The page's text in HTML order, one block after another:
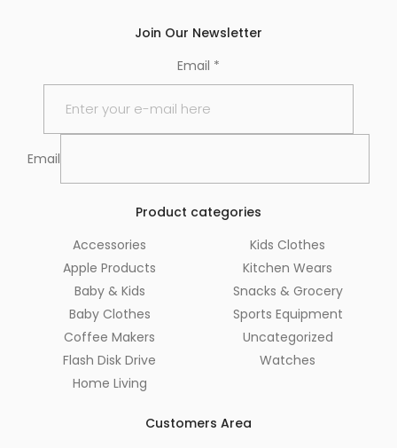
Join Our Newsletter
Email *
Email
Product categories
Accessories
Apple Products
Baby & Kids
Baby Clothes
Coffee Makers
Flash Disk Drive
Home Living
Kids Clothes
Kitchen Wears
Snacks & Grocery
Sports Equipment
Uncategorized
Watches
Customers Area